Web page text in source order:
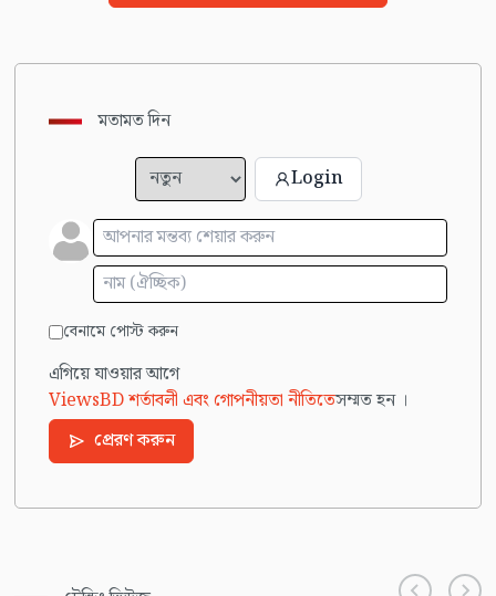
মতামত দিন
Login
বেনামে পোস্ট করুন
এগিয়ে যাওয়ার আগে
ViewsBD শর্তাবলী এবং গোপনীয়তা নীতিতেসম্মত হন ।
প্রেরণ করুন